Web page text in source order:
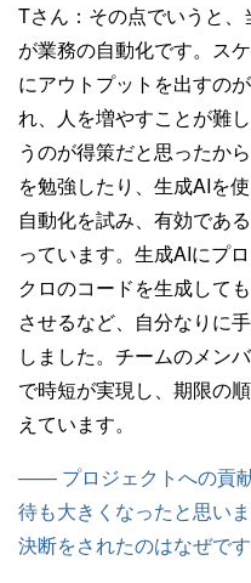
Tさん： その点でいうと
が業務の自動化です。ス
にアウトプットを出すの
れ、人を増やすことが難
うのが得策だと思ったか
を勉強したり、生成AIを
自動化を試み、有効であ
っています。生成AIにプ
クロのコードを生成して
させるなど、自分なりに
しました。チームのメン
で時短が実現し、期限の
えています。
—— プロジェクトへの貢
待も大きくなったと思い
決断をされたのはなぜです